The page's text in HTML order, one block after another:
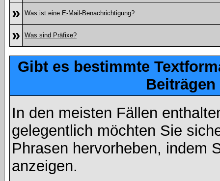
» Was ist eine E-Mail-Benachrichtigung?
» Was sind Präfixe?
Gibt es bestimmte
In den meisten Fällen
gelegentlich möchten Sie
Phrasen hervorheben, indem
anzeigen.